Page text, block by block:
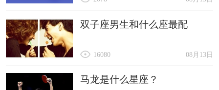
双子座男生和什么座最配
08月13日
16080
马龙是什么星座？